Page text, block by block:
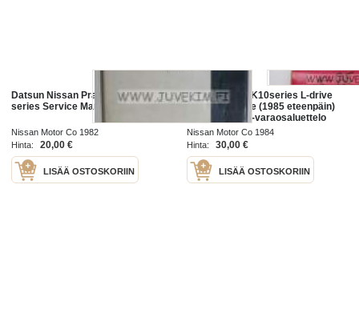
Datsun Nissan Prairie model M10
series Service Manual
Nissan Motor Co 1982
Hinta:
20,00 €
LISÄÄ OSTOSKORIIN
Nissan Model K10series L-drive
mar.1984 issue (1985 eteenpäin)
Parts Catalog -varaosaluettelo
Nissan Motor Co 1984
Hinta:
30,00 €
LISÄÄ OSTOSKORIIN